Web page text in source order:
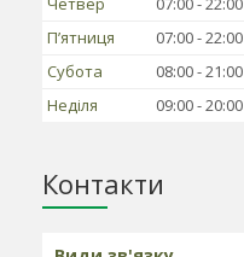
Пʼятниця
07:00 22:00
Субота
08:00 21:00
Неділя
09:00 20:00
Контакти